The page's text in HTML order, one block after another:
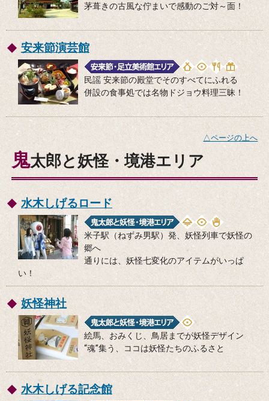
茅葺きの古風な佇まいで感動のご対～面！
安来節演芸館
民謡 安来節の殿堂でそのすべてにふれる
併設の食事処では名物ドジョウ料理三昧！
△ページの上へ
鬼太郎と妖怪・境港エリア
水木しげるロード
米子駅（ねずみ男駅）発、妖怪列車で妖怪の
郷へ
通りには、妖怪七変化のアイテムがいっぱ
い！
妖怪神社
絵馬、おみくじ、鳥居までが妖怪デザイン
“魂”集う、ココは妖怪たちのふるさと
水木しげる記念館